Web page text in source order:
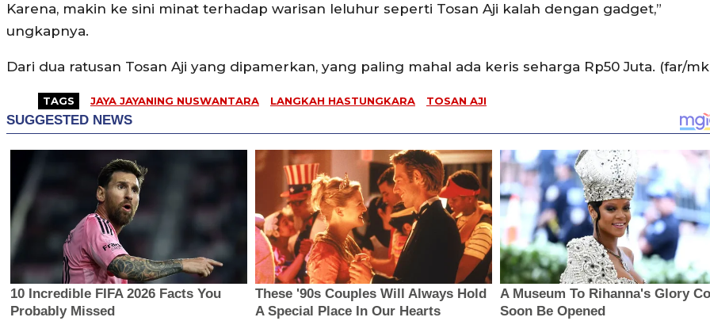
Karena, makin ke sini minat terhadap warisan leluhur seperti Tosan Aji kalah dengan gadget,”
ungkapnya.
Dari dua ratusan Tosan Aji yang dipamerkan, yang paling mahal ada keris seharga Rp50 Juta. (far/
TAGS JAYA JAYANING NUSWANTARA LANGKAH HASTUNGKARA TOSAN AJI